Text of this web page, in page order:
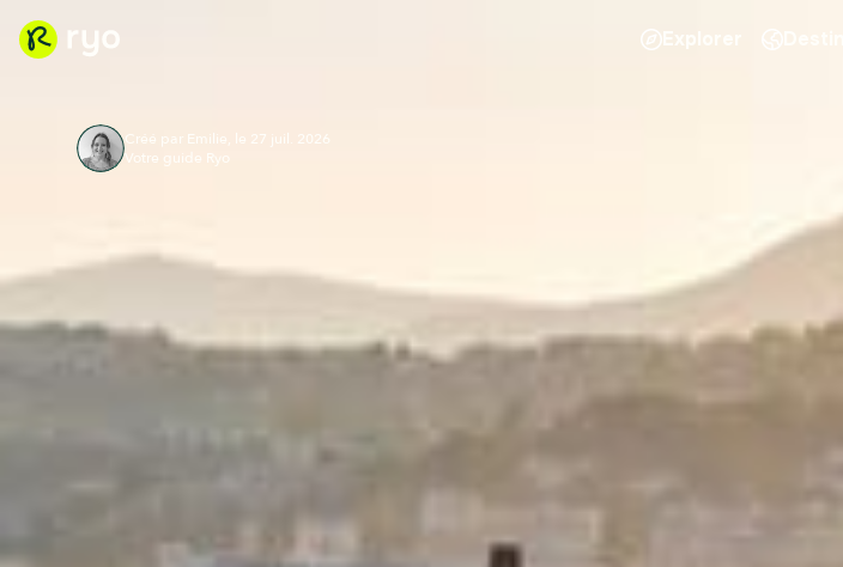
Explorer
Créé par Emilie, le 27 juil. 2026
Votre guide Ryo